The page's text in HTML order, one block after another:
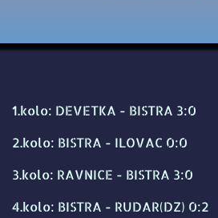
1.kolo: DEVETKA - BISTRA 3:0
2.kolo: BISTRA - ILOVAC 0:0
3.kolo: RAVNICE - BISTRA 3:0
4.kolo: BISTRA - RUDAR(DZ) 0:2